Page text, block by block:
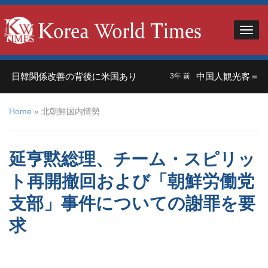
韓関係改善の背後に米国あり 3年 前 中国人観光客＝外
Home » 北朝鮮国内情勢
延亨黙総理、チーム・スピリッ
ト再開撤回および「朝鮮労働党
支部」事件についての謝罪を要
求